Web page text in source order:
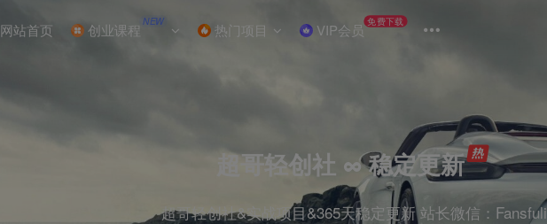
网站首页 创业课程 NEW 热门项目 VIP会员 免费下载
超哥轻创社 ∞ 稳定更新
超哥轻创社&实战项目&365天稳定更新 站长微信：Fansfuli